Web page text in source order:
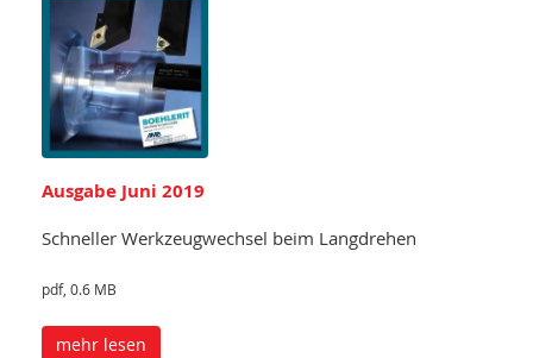
Ausgabe Juni 2019
Schneller Werkzeugwechsel beim Langdrehen
pdf, 0.6 MB
mehr lesen